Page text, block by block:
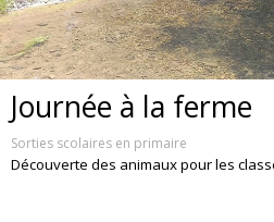
Journée à la ferme
Sorties scolaires en primaire
Découverte des animaux pour les